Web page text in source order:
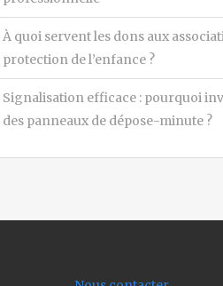
À quoi servent les dons aux
protection de l’enfance ?
Signalisation efficace : pourquoi
des panneaux de dépose-minute ?